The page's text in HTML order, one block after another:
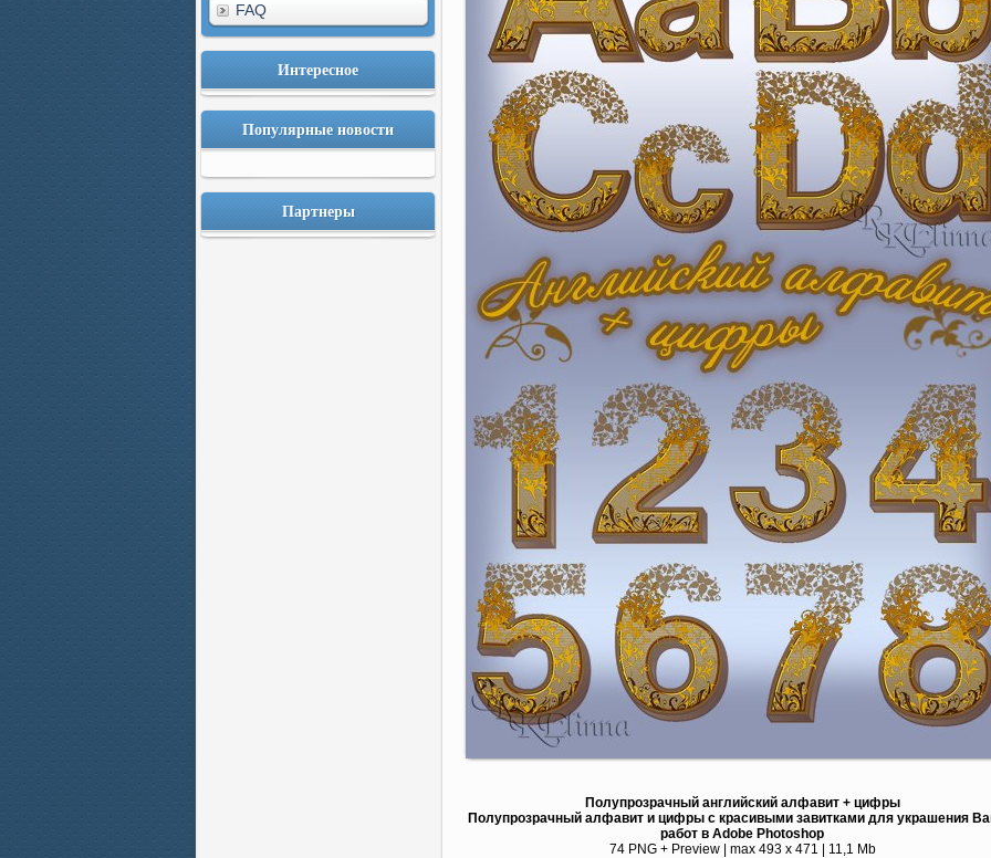
FAQ
Интересное
Популярные новости
Партнеры
Полупрозрачный английский алфавит + цифры
Полупрозрачный алфавит и цифры с красивыми завитками для украшения
работ в Adobe Photoshop
74 PNG + Preview | max 493 x 471 | 11,1 Mb